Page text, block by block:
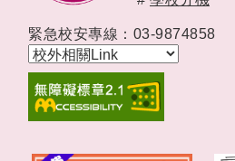
緊急校安專線：03-9874858